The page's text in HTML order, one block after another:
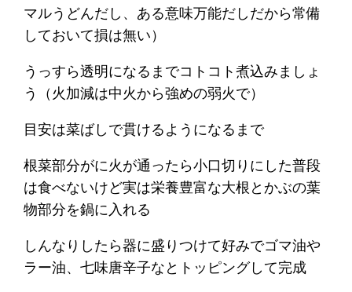
マルうどんだし、ある意味万能だしだから常備
しておいて損は無い）
うっすら透明になるまでコトコト煮込みましょ
う（火加減は中火から強めの弱火で）
目安は菜ばしで貫けるようになるまで
根菜部分がに火が通ったら小口切りにした普段
は食べないけど実は栄養豊富な大根とかぶの葉
物部分を鍋に入れる
しんなりしたら器に盛りつけて好みでゴマ油や
ラー油、七味唐辛子なとトッピングして完成